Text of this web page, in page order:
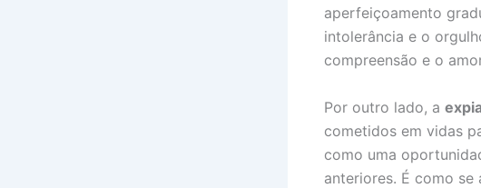
aperfeiçoamento
intolerância e o
compreensão e o
Por outro lado, a
cometidos em vidas
como uma
anteriores. É como se